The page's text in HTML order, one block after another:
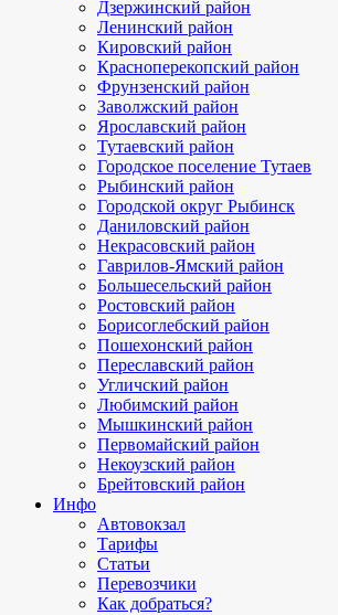
Дзержинский район
Ленинский район
Кировский район
Красноперекопский район
Фрунзенский район
Заволжский район
Ярославский район
Тутаевский район
Городское поселение Тутаев
Рыбинский район
Городской округ Рыбинск
Даниловский район
Некрасовский район
Гаврилов-Ямский район
Большесельский район
Ростовский район
Борисоглебский район
Пошехонский район
Переславский район
Угличский район
Любимский район
Мышкинский район
Первомайский район
Некоузский район
Брейтовский район
Инфо
Автовокзал
Тарифы
Статьи
Перевозчики
Как добраться?